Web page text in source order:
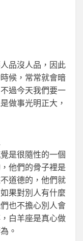
品沒人品，因此
候，常常就會暗
過今天我們要一
做事光明正大，
是很隨性的一個
他們的骨子裡是
道德的，他們就
果對別人有什麼
也不擔心別人會
白羊座是真心做
。